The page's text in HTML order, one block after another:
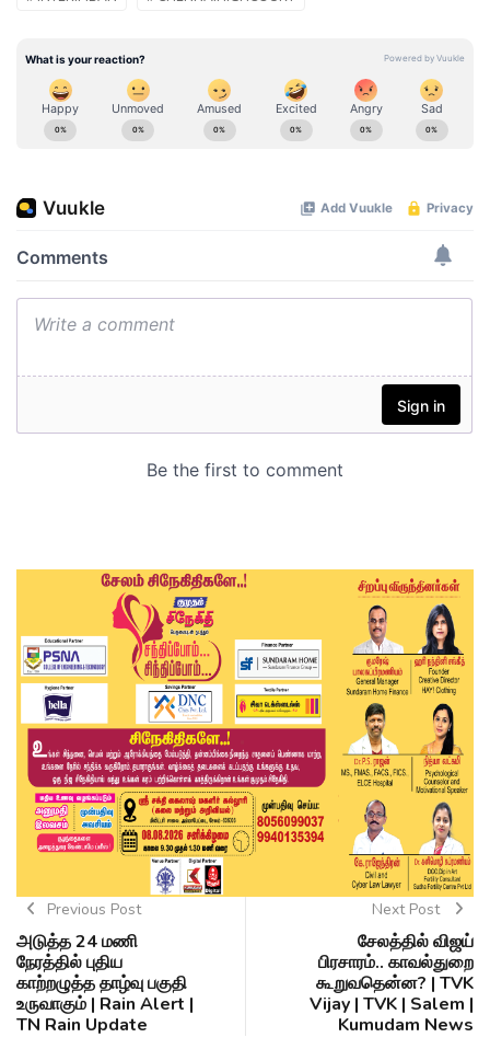
Previous Post
அடுத்த 24 மணி
நேரத்தில் புதிய
காற்றழுத்த தாழ்வு பகுதி
உருவாகும் | Rain Alert |
TN Rain Update
Next Post
சேலத்தில் விஜய்
பிரசாரம்.. காவல்துறை
கூறுவதென்ன? | TVK
Vijay | TVK | Salem |
Kumudam News